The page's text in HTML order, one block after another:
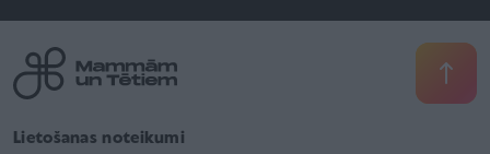
Lietošanas noteikumi